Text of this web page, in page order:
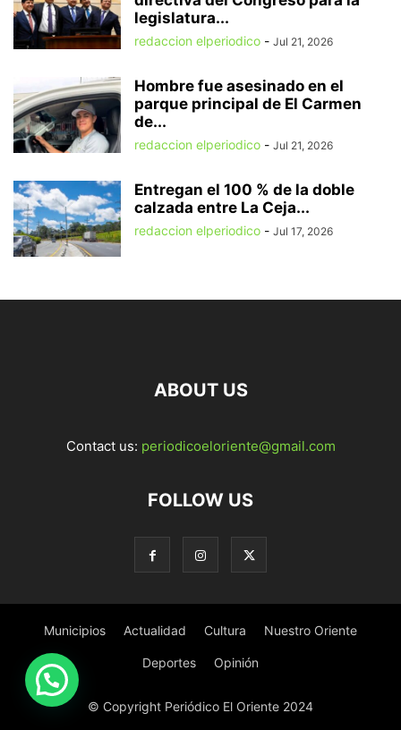
legislatura...
redaccion elperiodico - Jul 21, 2026
Hombre fue asesinado en el
parque principal de El Carmen
de...
redaccion elperiodico - Jul 21, 2026
Entregan el 100 % de la doble
calzada entre La Ceja...
redaccion elperiodico - Jul 17, 2026
ABOUT US
Contact us: periodicoeloriente@gmail.com
FOLLOW US
Municipios Actualidad Cultura Nuestro Oriente
Deportes Opinión
© Copyright Periódico El Oriente 2024